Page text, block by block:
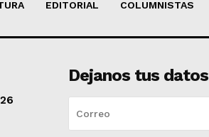
EDITORIAL COLUMNISTAS
Dejanos tus datos